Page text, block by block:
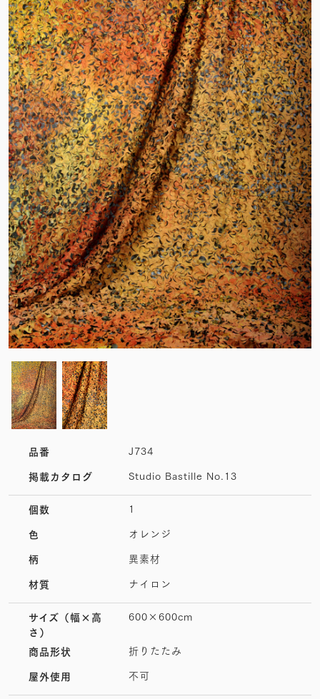
品番 J734
掲載カタログ Studio Bastille No.13
個数 1
色 オレンジ
柄 異素材
材質 ナイロン
サイズ （幅×高
さ）
600×600cm
商品形状 折りたたみ
屋外使用 不可